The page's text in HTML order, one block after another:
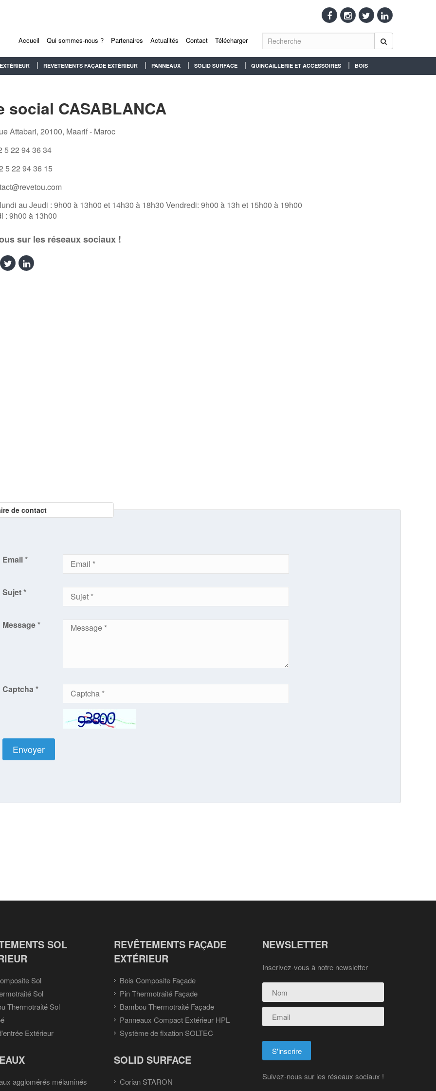
Accueil Qui sommes-nous ? Partenaires Actualités Contact Télécharger
REVÊTEMENTS FAÇADE EXTÉRIEUR PANNEAUX SOLID SURFACE QUINCAILLERIE ET ACCESSOIRES BOIS
social CASABLANCA
Attabari, 20100, Maarif - Maroc
5 22 94 36 34
5 22 94 36 15
au Jeudi : 9h00 à 13h00 et 14h30 à 18h30 Vendredi: 9h00 à 13h et 15h00 à 19h00
: 9h00 à 13h00
sur les réseaux sociaux !
de contact
Email *
Sujet *
Message *
Captcha *
SOL
Sol
Sol
Thermotraité Sol
Extérieur
REVÊTEMENTS FAÇADE
EXTÉRIEUR
Bois Composite Façade
Pin Thermotraité Façade
Bambou Thermotraité Façade
Panneaux Compact Extérieur HPL
Système de fixation SOLTEC
agglomérés mélaminés
SOLID SURFACE
Corian STARON
NEWSLETTER
Inscrivez-vous à notre newsletter
Suivez-nous sur les réseaux sociaux !